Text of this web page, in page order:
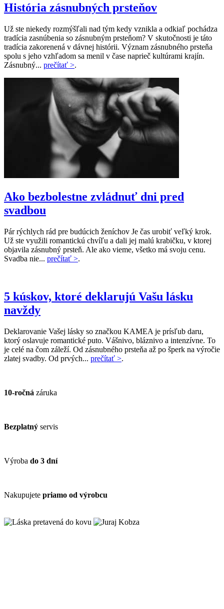
História zásnubných prsteňov
Už ste niekedy rozmýšľali nad tým kedy vznikla a odkiaľ pochádza
tradícia zasnúbenia so zásnubným prsteňom? V skutočnosti je táto
tradícia zakorenená v dávnej histórii. Význam zásnubného prsteňa
spolu s jeho vzhľadom sa menil v čase naprieč kultúrami krajín.
Zásnubný... prečítať >.
Ako bezbolestne zvládnuť dni pred
svadbou
Pár rýchlych rád pre budúcich ženíchov Je čas urobiť veľký krok.
Už ste využili romantickú chvíľu a dali jej malú krabičku, v ktorej
objavila zásnubný prsteň. Ale ako vieme, všetko má svoju cenu.
Svadba nie... prečítať >.
5 kúskov, ktoré deklarujú Vašu lásku
navždy
Deklarovanie Vašej lásky so značkou KAMEA je prísľub daru,
ktorý oslavuje romantické puto. Vášnivo, bláznivo a intenzívne. To
je celé na čom záleží. Od zásnubného prsteňa až po šperk na výročie
zlatej svadby. Od prvých... prečítať >.
10-ročná záruka
Bezplatný servis
Výroba do 3 dní
Nakupujete priamo od výrobcu